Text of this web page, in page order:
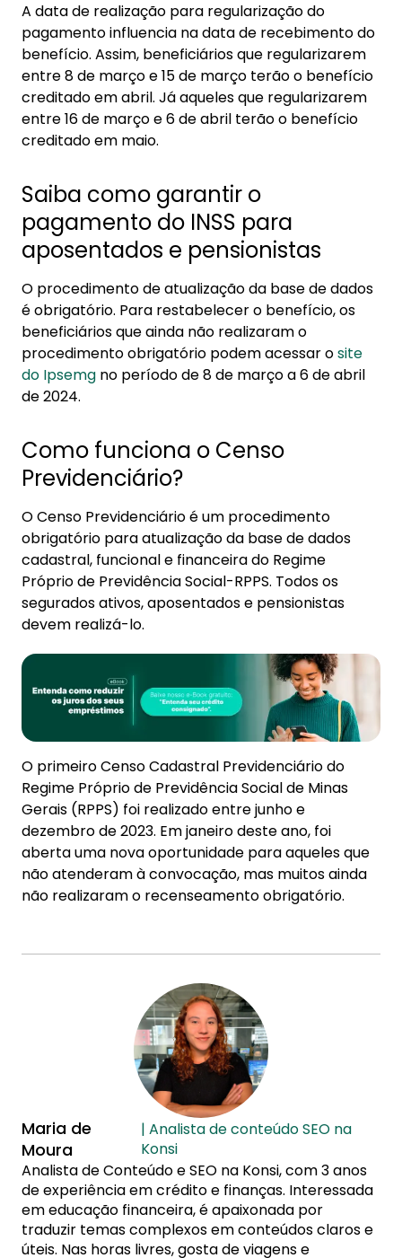
A data de realização para regularização do
pagamento influencia na data de recebimento do
benefício. Assim, beneficiários que regularizarem
entre 8 de março e 15 de março terão o benefício
creditado em abril. Já aqueles que regularizarem
entre 16 de março e 6 de abril terão o benefício
creditado em maio.
Saiba como garantir o
pagamento do INSS para
aposentados e pensionistas
O procedimento de atualização da base de dados
é obrigatório. Para restabelecer o benefício, os
beneficiários que ainda não realizaram o
procedimento obrigatório podem acessar osite
do Ipsemg no período de 8 de março a 6 de abril
de 2024.
Como funciona o Censo
Previdenciário?
O Censo Previdenciário é um procedimento
obrigatório para atualização da base de dados
cadastral, funcional e financeira do Regime
Próprio de Previdência Social-RPPS. Todos os
segurados ativos, aposentados e pensionistas
devem realizá-lo.
O primeiro Censo Cadastral Previdenciário do
Regime Próprio de Previdência Social de Minas
Gerais (RPPS) foi realizado entre junho e
dezembro de 2023. Em janeiro deste ano, foi
aberta uma nova oportunidade para aqueles que
não atenderam à convocação, mas muitos ainda
não realizaram o recenseamento obrigatório.
Maria de
Moura
| Analista de conteúdo SEO na
Konsi
Analista de Conteúdo e SEO na Konsi, com 3 anos
de experiência em crédito e finanças. Interessada
em educação financeira, é apaixonada por
traduzir temas complexos em conteúdos claros e
úteis. Nas horas livres, gosta de viagens e